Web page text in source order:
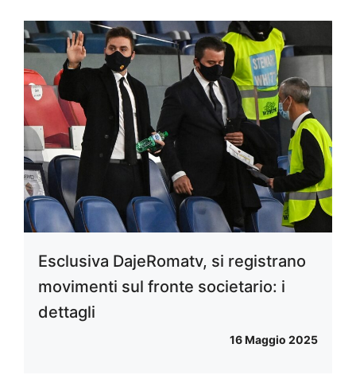
Esclusiva DajeRomatv, si registrano
movimenti sul fronte societario: i
dettagli
16 Maggio 2025